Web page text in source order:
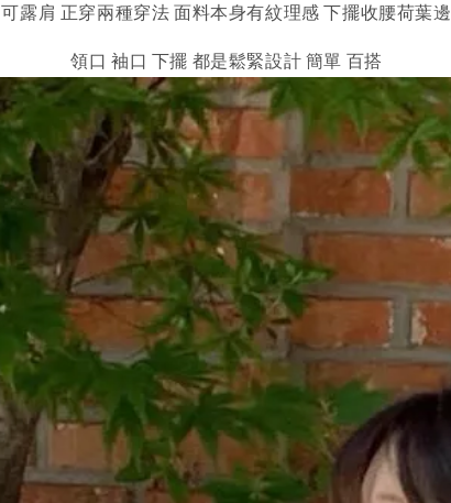
可露肩 正穿兩種穿法 面料本身有紋理感 下擺收腰荷葉邊
領口 袖口 下擺 都是鬆緊設計 簡單 百搭